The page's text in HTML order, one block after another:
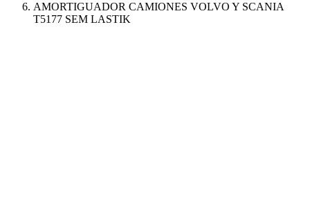
AMORTIGUADOR CAMIONES VOLVO Y SCANIA
T5177 SEM LASTIK